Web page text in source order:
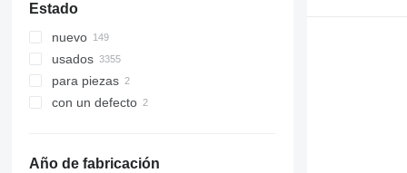
Estado
nuevo
usados
para piezas
con un defecto
Año de fabricación